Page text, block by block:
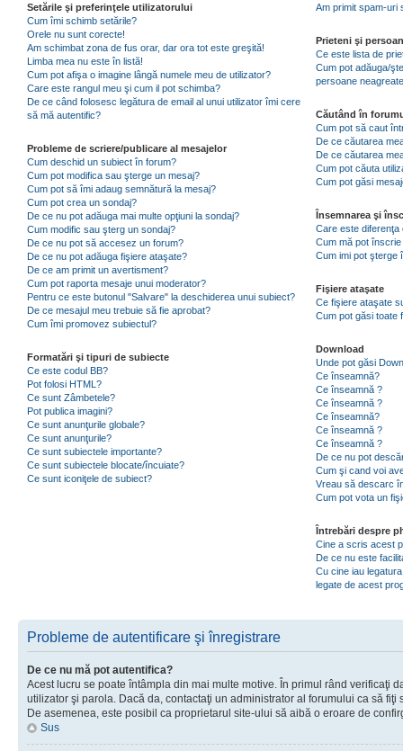
Setările şi preferinţele utilizatorului
Cum îmi schimb setările?
Orele nu sunt corecte!
Am schimbat zona de fus orar, dar ora tot este greşită!
Limba mea nu este în listă!
Cum pot afişa o imagine lângă numele meu de utilizator?
Care este rangul meu şi cum il pot schimba?
De ce când folosesc legătura de email al unui utilizator îmi cere
să mă autentific?
Probleme de scriere/publicare al mesajelor
Cum deschid un subiect în forum?
Cum pot modifica sau şterge un mesaj?
Cum pot să îmi adaug semnătură la mesaj?
Cum pot crea un sondaj?
De ce nu pot adăuga mai multe opţiuni la sondaj?
Cum modific sau şterg un sondaj?
De ce nu pot să accesez un forum?
De ce nu pot adăuga fişiere ataşate?
De ce am primit un avertisment?
Cum pot raporta mesaje unui moderator?
Pentru ce este butonul "Salvare" la deschiderea unui subiect?
De ce mesajul meu trebuie să fie aprobat?
Cum îmi promovez subiectul?
Formatări şi tipuri de subiecte
Ce este codul BB?
Pot folosi HTML?
Ce sunt Zâmbetele?
Pot publica imagini?
Ce sunt anunţurile globale?
Ce sunt anunţurile?
Ce sunt subiectele importante?
Ce sunt subiectele blocate/încuiate?
Ce sunt iconiţele de subiect?
Am primit spam-uri
Prieteni şi
Ce este lista de
Cum pot adăuga/
persoane
Căutând în
Cum pot să caut
De ce căutarea
De ce căutarea
Cum pot căuta
Cum pot găsi
Însemnarea şi
Care este
Cum mă pot
Cum imi pot şterge
Fişiere ataşate
Ce fişiere ataşate
Cum pot găsi toate
Download
Unde pot găsi
Ce înseamnă?
Ce înseamnă ?
Ce înseamnă ?
Ce înseamnă?
Ce înseamnă ?
Ce înseamnă ?
De ce nu pot
Cum şi cand voi
Vreau să descarc
Cum pot vota un
Întrebări despre
Cine a scris acest
De ce nu este
Cu cine iau
legate de acest
Probleme de autentificare şi înregistrare
De ce nu mă pot autentifica?
Acest lucru se poate întâmpla din mai multe motive. În primul rând verificaţi
utilizator şi parola. Dacă da, contactaţi un administrator al forumului ca să fiţi
De asemenea, este posibil ca proprietarul site-ului să aibă o eroare de
Sus